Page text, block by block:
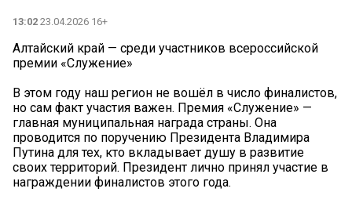
13:02 23.04.2026 16+
Алтайский край — среди участников всероссийской
премии «Служение»
В этом году наш регион не вошёл в число финалистов,
но сам факт участия важен. Премия «Служение» —
главная муниципальная награда страны. Она
проводится по поручению Президента Владимира
Путина для тех, кто вкладывает душу в развитие
своих территорий. Президент лично принял участие в
награждении финалистов этого года.